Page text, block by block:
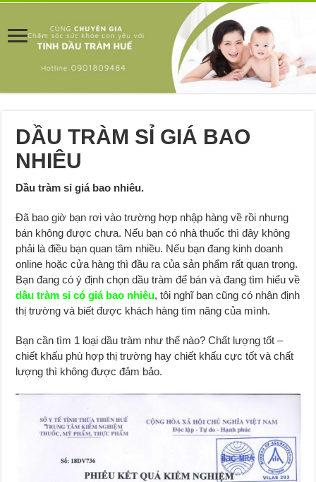
DẦU TRÀM SỈ GIÁ BAO
NHIÊU
Dầu tràm sỉ giá bao nhiêu.
Đã bao giờ bạn rơi vào trường hợp nhập hàng về rồi nhưng
bán không được chưa. Nếu bạn có nhà thuốc thì đây không
phải là điều bạn quan tâm nhiều. Nếu bạn đang kinh doanh
online hoặc cửa hàng thì đầu ra của sản phẩm rất quan trọng.
Bạn đang có ý định chọn dầu tràm để bán và đang tìm hiểu về
dầu tràm sỉ có giá bao nhiêu, tôi nghĩ bạn cũng có nhận định
thị trường và biết được khách hàng tìm năng của mình.
Bạn cần tìm 1 loại dầu tràm như thế nào? Chất lượng tốt –
chiết khấu phù hợp thị trường hay chiết khấu cực tốt và chất
lượng thì không được đảm bảo.